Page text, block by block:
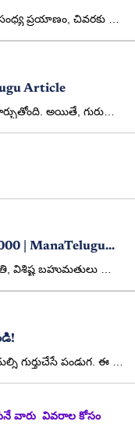
Article
Vijayadasami 2026 Telugu Story Competition | Win ₹5000 | ManaTeluguKathalu
వారు  వివరాల కోసం